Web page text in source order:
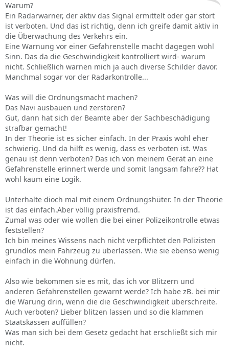
Warum?
Ein Radarwarner, der aktiv das Signal ermittelt oder gar stört
ist verboten. Und das ist richtig, denn ich greife damit aktiv in
die Überwachung des Verkehrs ein.
Eine Warnung vor einer Gefahrenstelle macht dagegen wohl
Sinn. Das da die Geschwindigkeit kontrolliert wird- warum
nicht. Schließlich warnen mich ja auch diverse Schilder davor.
Manchmal sogar vor der Radarkontrolle...
Was will die Ordnungsmacht machen?
Das Navi ausbauen und zerstören?
Gut, dann hat sich der Beamte aber der Sachbeschädigung
strafbar gemacht!
In der Theorie ist es sicher einfach. In der Praxis wohl eher
schwierig. Und da hilft es wenig, dass es verboten ist. Was
genau ist denn verboten? Das ich von meinem Gerät an eine
Gefahrenstelle erinnert werde und somit langsam fahre?? Hat
wohl kaum eine Logik.
Unterhalte dioch mal mit einem Ordnungshüter. In der Theorie
ist das einfach.Aber völlig praxisfremd.
Zumal was oder wie wollen die bei einer Polizeikontrolle etwas
feststellen?
Ich bin meines Wissens nach nicht verpflichtet den Polizisten
grundlos mein Fahrzeug zu überlassen. Wie sie ebenso wenig
einfach in die Wohnung dürfen.
Also wie bekommen sie es mit, das ich vor Blitzern und
anderen Gefahrenstellen gewarnt werde? Ich habe zB. bei mir
die Warung drin, wenn die die Geschwindigkeit überschreite.
Auch verboten? Lieber blitzen lassen und so die klammen
Staatskassen auffüllen?
Was man sich bei dem Gesetz gedacht hat erschließt sich mir
nicht.